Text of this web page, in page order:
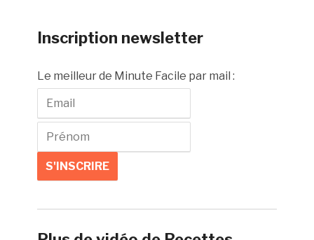
Inscription newsletter
Le meilleur de Minute Facile par mail :